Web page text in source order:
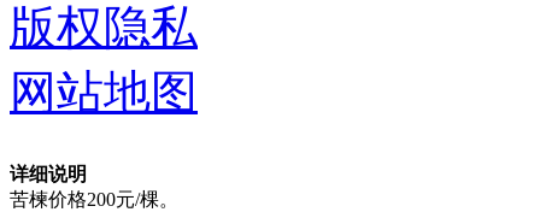
详细说明
苦楝价格200元/棵。
版权隐私
网站地图